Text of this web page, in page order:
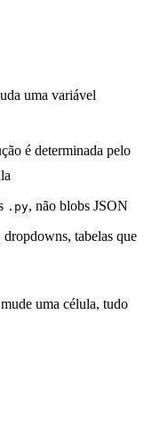
uma variável
é determinada pelo
.py, não blobs JSON
tabelas que
uma célula, tudo